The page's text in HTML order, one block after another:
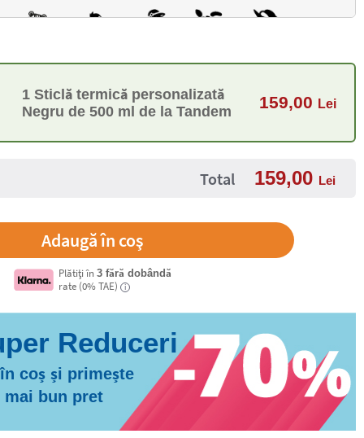
1 Sticlă termică personalizată
Negru de 500 ml de la Tandem
159,00 Lei
Total 159,00 Lei
Plătiți în 3 fără dobândă
rate (0% TAE) i
coș și primește
mai bun pret